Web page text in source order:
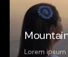
Lorem